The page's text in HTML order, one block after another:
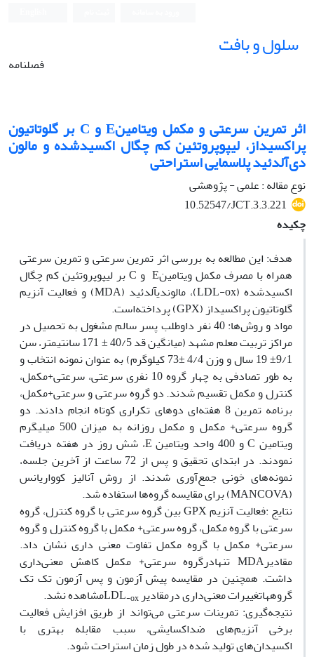
سلول و بافت
فصلنامه
اثر تمرین سرعتی و مکمل ویتامینE و C بر گلوتاتیون
پراکسیداز، لیپوپروتئین کم چگال اکسیدشده و مالون
دی‌آلدئید پلاسمایی استراحتی
نوع مقاله : علمی - پژوهشی
10.52547/JCT.3.3.221
چکیده
هدف: این مطالعه به بررسی اثر تمرین سرعتی و تمرین سرعتی
همراه با مصرف مکمل ویتامینE و C بر لیپوپروتئین کم چگال
اکسیدشده (LDL-ox)، مالون‏دی‏آلدئید (MDA) و فعالیت آنزیم
گلوتاتیون پراکسیداز (GPX) پرداخته‌است.
مواد و روش‌ها: 40 نفر داوطلب پسر سالم مشغول به تحصیل در
مراکز تربیت معلم مشهد (میانگین قد 40/5 ± 171 سانتی‏متر، سن
9/1± 19 سال و وزن 4/4 ±73 کیلوگرم) به عنوان نمونه انتخاب و
به طور تصادفی به چهار گروه 10 نفری سرعتی، سرعتی+مکمل،
کنترل و مکمل تقسیم شدند. دو گروه سرعتی و سرعتی+مکمل،
برنامه تمرین 8 هفته‌ای دوهای تکراری کوتاه انجام دادند. دو
گروه سرعتی+ مکمل و مکمل روزانه به میزان 500 میلی‏گرم
ویتامین C و 400 واحد ویتامین E، شش روز در هفته دریافت
نمودند. در ابتدای تحقیق و پس از 72 ساعت از آخرین جلسه،
نمونه‌های خونی جمع‌آوری شدند. از روش آنالیز کوواریانس
(MANCOVA) برای مقایسه گروه‌ها استفاده شد.
نتایج :فعالیت آنزیم GPX بین گروه سرعتی با گروه کنترل، گروه
سرعتی با گروه مکمل، گروه سرعتی+ مکمل با گروه کنترل و گروه
سرعتی+ مکمل با گروه مکمل تفاوت معنی داری نشان داد.
مقادیرMDA تنهادرگروه‌ سرعتی+ مکمل کاهش معنی‌داری
داشت. همچنین در مقایسه پیش آزمون و پس آزمون تک تک
گروههاتغییرات معنی‌داری درمقادیر LDL-ox
مشاهده نشد.
نتیجه‌گیری: تمرینات سرعتی می‌تواند از طریق افزایش فعالیت
برخی آنزیم‌های ضداکسایشی، سبب مقابله بهتری با
اکسیدان‌های تولید شده در طول زمان استراحت شود.